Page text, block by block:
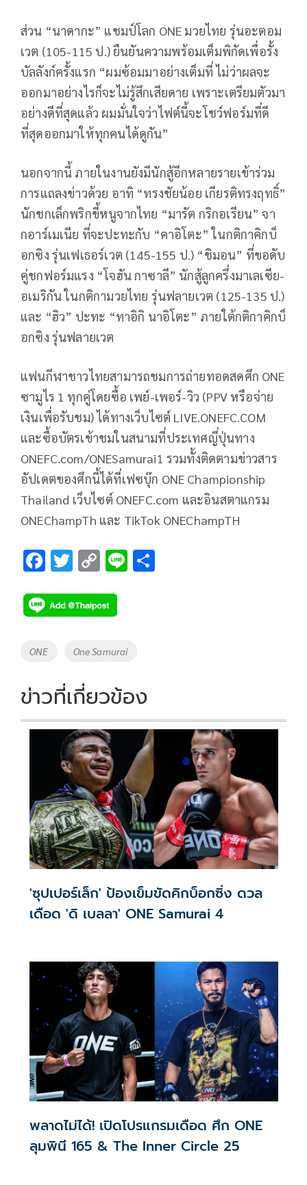
ส่วน “นาดากะ” แชมป์โลก ONE มวยไทย รุ่นอะตอม
เวต (105-115 ป.) ยืนยันความพร้อมเต็มพิกัดเพื่อรั้ง
บัลลังก์ครั้งแรก “ผมซ้อมมาอย่างเต็มที่ ไม่ว่าผลจะ
ออกมาอย่างไรก็จะไม่รู้สึกเสียดาย เพราะเตรียมตัวมา
อย่างดีที่สุดแล้ว ผมมั่นใจว่าไฟต์นี้จะโชว์ฟอร์มที่ดี
ที่สุดออกมาให้ทุกคนได้ดูกัน”
นอกจากนี้ ภายในงานยังมีนักสู้อีกหลายรายเข้าร่วม
การแถลงข่าวด้วย อาทิ “ทรงชัยน้อย เกียรติทรงฤทธิ์”
นักชกเล็กพริกขี้หนูจากไทย “มารัต กริกอเรียน” จา
กอาร์เมเนีย ที่จะปะทะกับ “คาอิโตะ” ในกติกาคิกบ็
อกซิง รุ่นเฟเธอร์เวต (145-155 ป.) “ชิมอน” ที่ขอดับ
คู่ชกฟอร์มแรง “โจฮัน กาซาลี” นักสู้ลูกครึ่งมาเลเซีย-
อเมริกัน ในกติกามวยไทย รุ่นฟลายเวต (125-135 ป.)
และ “ฮิว” ปะทะ “ทาอิกิ นาอิโตะ” ภายใต้กติกาคิกบ็
อกซิง รุ่นฟลายเวต
แฟนกีฬาชาวไทยสามารถชมการถ่ายทอดสดศึก ONE
ซามูไร 1 ทุกคู่โดยซื้อ เพย์-เพอร์-วิว (PPV หรือจ่าย
เงินเพื่อรับชม) ได้ทางเว็บไซต์ LIVE.ONEFC.COM
และซื้อบัตรเข้าชมในสนามที่ประเทศญี่ปุ่นทาง
ONEFC.com/ONESamurai1 รวมทั้งติดตามข่าวสาร
อัปเดตของศึกนี้ได้ที่เฟซบุ๊ก ONE Championship
Thailand เว็บไซต์ ONEFC.com และอินสตาแกรม
ONEChampTh และ TikTok ONEChampTH
F
e
b
o
k
T
tt
er
C
p
y
Li
k
Li
Tags
ONE One Samurai
ข่าวที่เกี่ยวข้อง
'ซุปเปอร์เล็ก' ป้องเข็มขัดคิกบ็อกซิ่ง ดวล
เดือด 'ดิ เบลลา' ONE Samurai 4
พลาดไม่ได้! เปิดโปรแกรมเดือด ศึก ONE
ลุมพินี 165 & The Inner Circle 25